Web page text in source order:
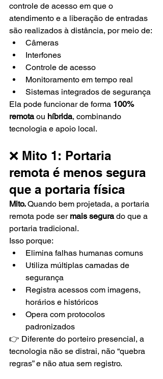
controle de acesso em que o
atendimento e a liberação de entradas
são realizados à distância, por meio de:
Câmeras
Interfones
Controle de acesso
Monitoramento em tempo real
Sistemas integrados de segurança
Ela pode funcionar de forma 100%
remota ou híbrida, combinando
tecnologia e apoio local.
❌ Mito 1: Portaria
remota é menos segura
que a portaria física
Mito. Quando bem projetada, a portaria
remota pode ser mais segura do que a
portaria tradicional.
Isso porque:
Elimina falhas humanas comuns
Utiliza múltiplas camadas de
segurança
Registra acessos com imagens,
horários e históricos
Opera com protocolos
padronizados
👉 Diferente do porteiro presencial, a
tecnologia não se distrai, não “quebra
regras” e não atua sem registro.